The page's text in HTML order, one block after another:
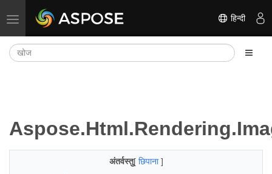
नेविगेशन टॉगल करें हिन्दी
अंतर्वस्तु[ छिपाना]